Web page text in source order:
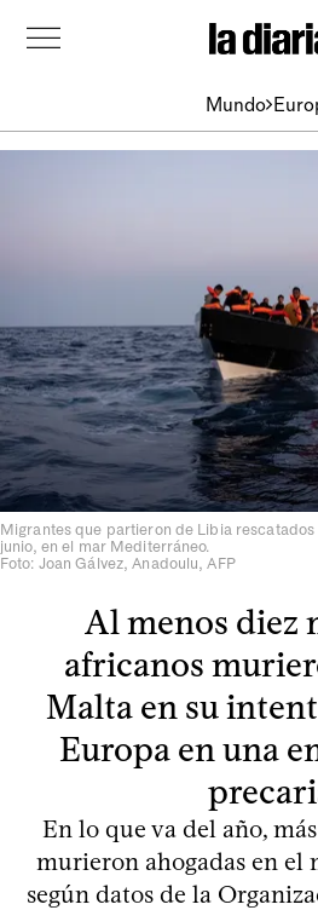
Mundo
Migrantes que partieron de Libia
junio, en el mar Mediterráneo.
Foto: Joan Gálvez, Anadoulu, AFP
Al menos diez
africanos
Malta en su
Europa en una
En lo que va del año,
murieron ahogadas en el
según datos de la